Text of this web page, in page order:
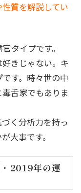
質を解説してい
タイプです。
きじゃない。キ
す。時々世の中
舌家でもありま
く分析力を持っ
大事です。
2019年の運